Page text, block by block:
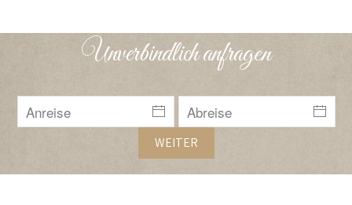
Unverbindlich anfragen
WEITER